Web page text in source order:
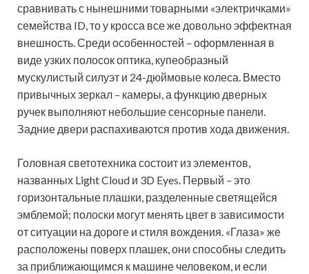
сравнивать с нынешними товарными «электричками»
семейства ID, то у кросса все же довольно эффектная
внешность. Среди особенностей – оформленная в
виде узких полосок оптика, купеобразный
мускулистый силуэт и 24-дюймовые колеса. Вместо
привычных зеркал – камеры, а функцию дверных
ручек выполняют небольшие сенсорные панели.
Задние двери распахиваются против хода движения.
Головная светотехника состоит из элементов,
названных Light Cloud и 3D Eyes. Первый – это
горизонтальные плашки, разделенные светящейся
эмблемой; полоски могут менять цвет в зависимости
от ситуации на дороге и стиля вождения. «Глаза» же
расположены поверх плашек, они способны следить
за приближающимся к машине человеком, и если